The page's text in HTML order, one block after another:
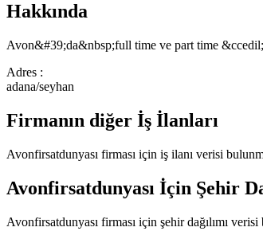
Hakkında
Avon&#39;da&nbsp;full time ve part time
Adres :
adana/seyhan
Firmanın diğer İş İlanları
Avonfirsatdunyası firması için iş ilanı verisi
Avonfirsatdunyası İçin Şehir
Avonfirsatdunyası firması için şehir dağılımı